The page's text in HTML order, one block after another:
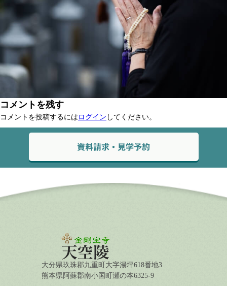
コメントを残す
コメントを投稿するにはログイン してください。
大分県玖珠郡九重町大字湯坪618番地3
熊本県阿蘇郡南小国町瀬の本6325-9